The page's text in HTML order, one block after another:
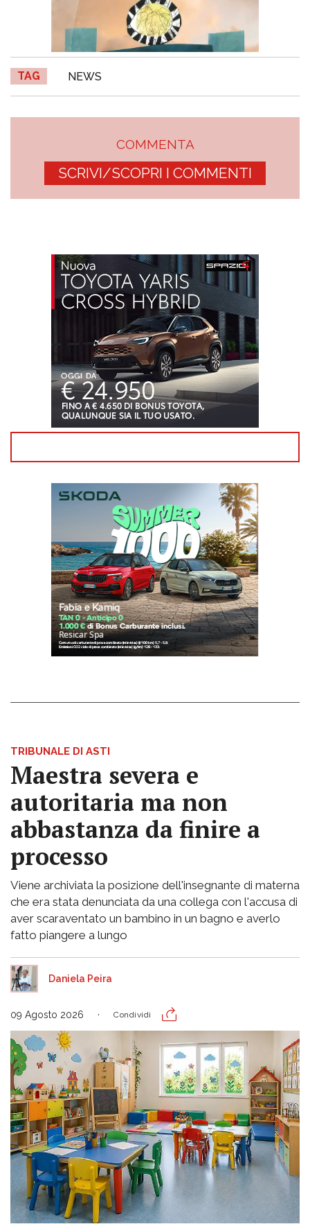
TAG NEWS
COMMENTA
SCRIVI/SCOPRI I COMMENTI
TRIBUNALE DI ASTI
Maestra severa e
autoritaria ma non
abbastanza da finire a
processo
Viene archiviata la posizione dell'insegnante di materna
che era stata denunciata da una collega con l'accusa di
aver scaraventato un bambino in un bagno e averlo
fatto piangere a lungo
Daniela Peira
09 Agosto 2026 Condividi